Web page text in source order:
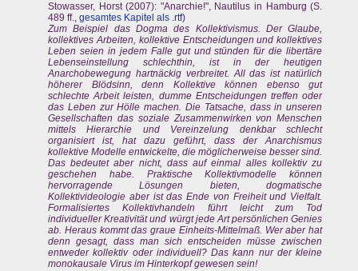
Stowasser, Horst (2007): "Anarchie!", Nautilus in Hamburg (S.
489 ff., gesamtes Kapitel als .rtf)
Zum Beispiel das Dogma des Kollektivismus. Der Glaube,
kollektives Arbeiten, kollektive Entscheidungen und kollektives
Leben seien in jedem Falle gut und stünden für die libertäre
Lebenseinstellung schlechthin, ist in der heutigen
Anarchobewegung hartnäckig verbreitet. All das ist natürlich
höherer Blödsinn, denn Kollektive können ebenso gut
schlechte Arbeit leisten, dumme Entscheidungen treffen oder
das Leben zur Hölle machen. Die Tatsache, dass in unseren
Gesellschaften das soziale Zusammenwirken von Menschen
mittels Hierarchie und Vereinzelung denkbar schlecht
organisiert ist, hat dazu geführt, dass der Anarchismus
kollektive Modelle entwickelte, die möglicherweise besser sind.
Das bedeutet aber nicht, dass auf einmal alles kollektiv zu
geschehen habe. Praktische Kollektivmodelle können
hervorragende Lösungen bieten, dogmatische
Kollektivideologie aber ist das Ende von Freiheit und Vielfalt.
Formalisiertes Kollektivhandeln führt leicht zum Tod
individueller Kreativität und würgt jede Art persönlichen Genies
ab. Heraus kommt das graue Einheits-Mittelmaß. Wer aber hat
denn gesagt, dass man sich entscheiden müsse zwischen
entweder kollektiv oder individuell? Das kann nur der kleine
monokausale Virus im Hinterkopf gewesen sein!